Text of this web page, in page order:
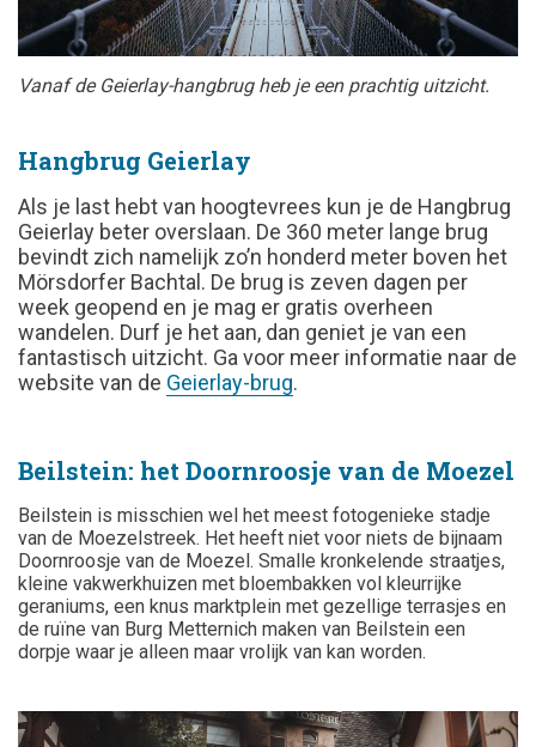
Vanaf de Geierlay-hangbrug heb je een prachtig uitzicht.
Hangbrug Geierlay
Als je last hebt van hoogtevrees kun je de Hangbrug
Geierlay beter overslaan. De 360 meter lange brug
bevindt zich namelijk zo’n honderd meter boven het
Mörsdorfer Bachtal. De brug is zeven dagen per
week geopend en je mag er gratis overheen
wandelen. Durf je het aan, dan geniet je van een
fantastisch uitzicht. Ga voor meer informatie naar de
website van de Geierlay-brug.
Beilstein: het Doornroosje van de Moezel
Beilstein is misschien wel het meest fotogenieke stadje
van de Moezelstreek. Het heeft niet voor niets de bijnaam
Doornroosje van de Moezel. Smalle kronkelende straatjes,
kleine vakwerkhuizen met bloembakken vol kleurrijke
geraniums, een knus marktplein met gezellige terrasjes en
de ruïne van Burg Metternich maken van Beilstein een
dorpje waar je alleen maar vrolijk van kan worden.